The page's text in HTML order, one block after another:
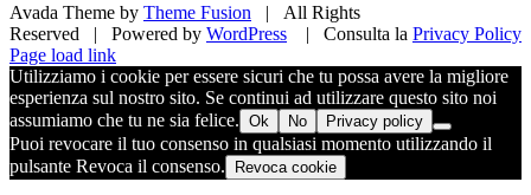
Avada Theme by Theme Fusion | All Rights
Reserved | Powered by WordPress | Consulta la Privacy Policy
Facebook
X
Pinterest
Instagram
Page load link
Utilizziamo i cookie per essere sicuri che tu possa avere la migliore
esperienza sul nostro sito. Se continui ad utilizzare questo sito noi
assumiamo che tu ne sia felice. Ok No Privacy policy
Puoi revocare il tuo consenso in qualsiasi momento utilizzando il
pulsante Revoca il consenso.
Revoca cookie